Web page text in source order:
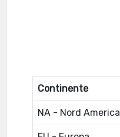
Continente
NA - Nord America